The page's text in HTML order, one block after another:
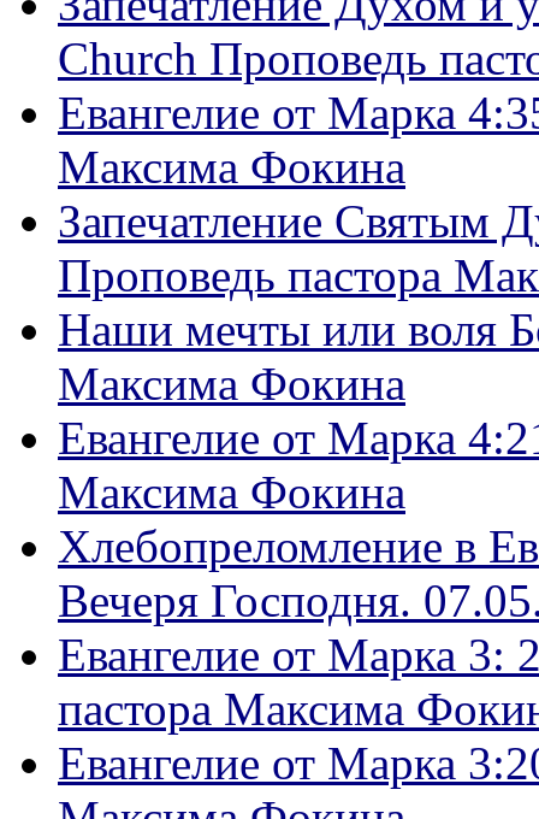
Church Проповедь
Евангелие от Марка
Максима Фокина
Запечатление Святым
Проповедь пастора
Наши мечты или воля
Максима Фокина
Евангелие от Марка
Максима Фокина
Хлебопреломление в
Вечеря Господня.
Евангелие от Марка 3:
пастора Максима
Евангелие от Марка